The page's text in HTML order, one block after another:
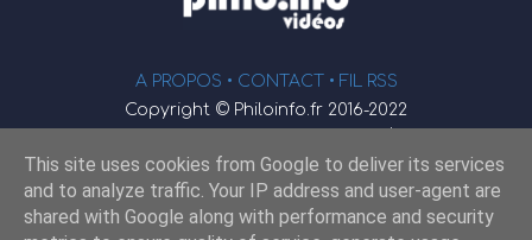
A PROPOS • CONTACT • FIL RSS
Copyright © Philoinfo.fr 2016-2022
φ
Webmaster : JEND
This site uses cookies from Google to deliver its services
and to analyze traffic. Your IP address and user-agent are
shared with Google along with performance and security